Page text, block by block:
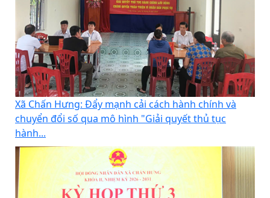
Xã Chấn Hưng: Đẩy mạnh cải cách hành chính và
chuyển đổi số qua mô hình "Giải quyết thủ tục
hành...